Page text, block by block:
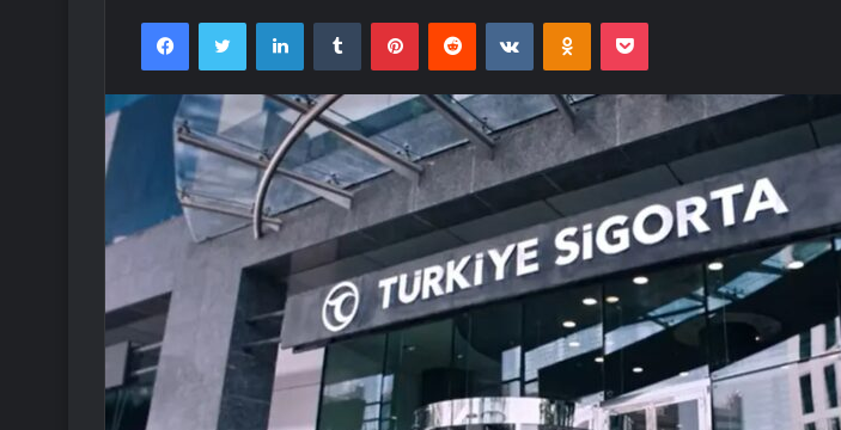
FacebookTwitter LinkedInTumblr PinterestReddit VKontakteOdnoklassniki
Pocket